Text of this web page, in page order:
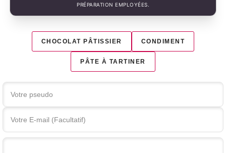
PRÉPARATION EMPLOYÉES.
CHOCOLAT PÂTISSIER CONDIMENT
PÂTE À TARTINER
Votre commentaire